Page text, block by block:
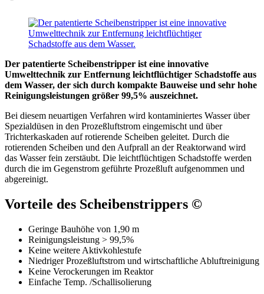
Der patentierte Scheibenstripper ist eine innovative
Umwelttechnik zur Entfernung leichtflüchtiger Schadstoffe aus
dem Wasser, der sich durch kompakte Bauweise und sehr hohe
Reinigungsleistungen größer 99,5% auszeichnet.
Bei diesem neuartigen Verfahren wird kontaminiertes Wasser über
Spezialdüsen in den Prozeßluftstrom eingemischt und über
Trichterkaskaden auf rotierende Scheiben geleitet. Durch die
rotierenden Scheiben und den Aufprall an der Reaktorwand wird
das Wasser fein zerstäubt. Die leichtflüchtigen Schadstoffe werden
durch die im Gegenstrom geführte Prozeßluft aufgenommen und
abgereinigt.
Vorteile des Scheibenstrippers ©
Geringe Bauhöhe von 1,90 m
Reinigungsleistung > 99,5%
Keine weitere Aktivkohlestufe
Niedriger Prozeßluftstrom und wirtschaftliche Abluftreinigung
Keine Verockerungen im Reaktor
Einfache Temp. /Schallisolierung